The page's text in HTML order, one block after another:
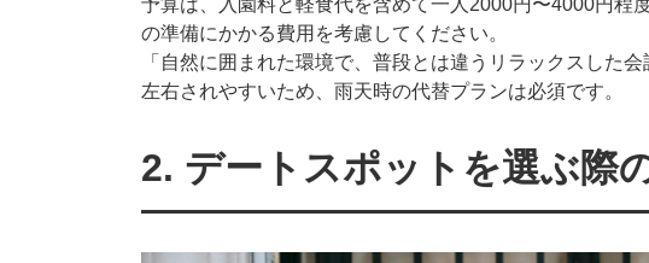
の準備にかかる費用を考慮してください。
「自然に囲まれた環境で、普段とは違うリラックスした
左右されやすいため、雨天時の代替プランは必須です。
2. デートスポットを選ぶ際